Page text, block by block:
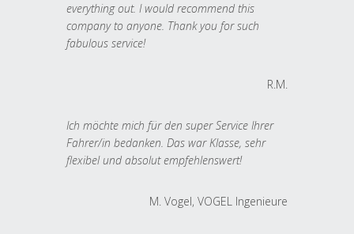
everything out. I would recommend this
company to anyone. Thank you for such
fabulous service!
R.M.
Ich möchte mich für den super Service Ihrer
Fahrer/in bedanken. Das war Klasse, sehr
flexibel und absolut empfehlenswert!
M. Vogel, VOGEL Ingenieure